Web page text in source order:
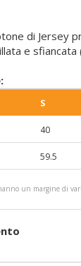
di Jersey
e sfiancata
S
40
59.5
un margine di